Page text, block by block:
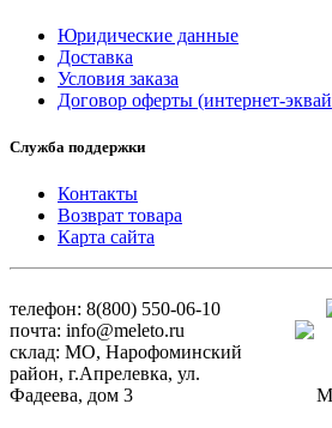
Юридические данные
Доставка
Условия заказа
Договор оферты (интернет-
Служба поддержки
Контакты
Возврат товара
Карта сайта
телефон: 8(800) 550-06-10
почта: info@meleto.ru
склад: МО, Нарофоминский
район, г.Апрелевка, ул.
Фадеева, дом 3